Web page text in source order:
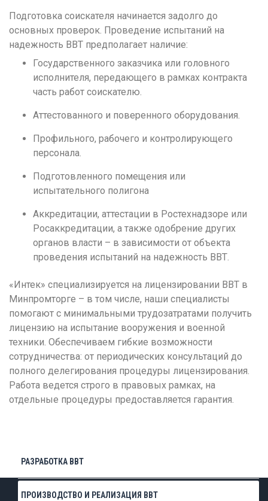
Подготовка соискателя начинается задолго до
основных проверок. Проведение испытаний на
надежность ВВТ предполагает наличие:
Государственного заказчика или головного
исполнителя, передающего в рамках контракта
часть работ соискателю.
Аттестованного и поверенного оборудования.
Профильного, рабочего и контролирующего
персонала.
Подготовленного помещения или
испытательного полигона
Аккредитации, аттестации в Ростехнадзоре или
Росаккредитации, а также одобрение других
органов власти – в зависимости от объекта
проведения испытаний на надежность ВВТ.
«Интек» специализируется на лицензировании ВВТ в
Минпромторге – в том числе, наши специалисты
помогают с минимальными трудозатратами получить
лицензию на испытание вооружения и военной
техники. Обеспечиваем гибкие возможности
сотрудничества: от периодических консультаций до
полного делегирования процедуры лицензирования.
Работа ведется строго в правовых рамках, на
отдельные процедуры предоставляется гарантия.
РАЗРАБОТКА ВВТ
ПРОИЗВОДСТВО И РЕАЛИЗАЦИЯ ВВТ
Нижний Тагил
Новокузнецк
Новосибирск
О
Омск
Орел
Оренбург
П
Пенза
Пермь
Р
Ростов-на-Дону
С
Саранск
Саратов
Севастополь
Симферополь
Ставрополь
Т